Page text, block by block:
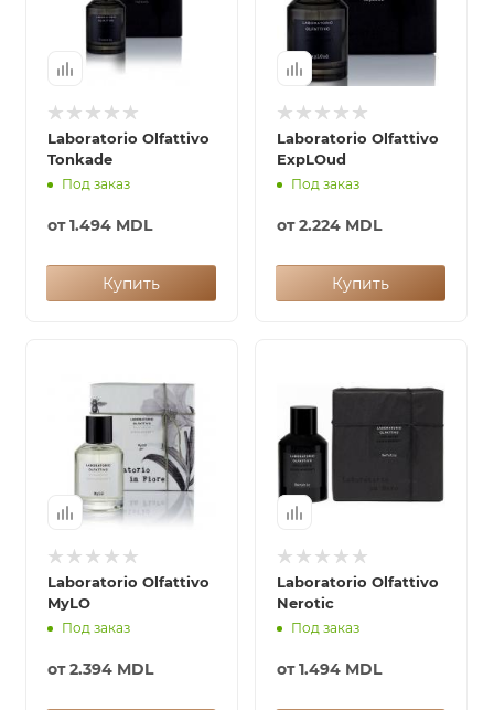
Laboratorio Olfattivo
Tonkade
Под заказ
от1.494 MDL
Купить
Laboratorio Olfattivo
ExpLOud
Под заказ
от2.224 MDL
Купить
Laboratorio Olfattivo
MyLO
Под заказ
от2.394 MDL
Laboratorio Olfattivo
Nerotic
Под заказ
от1.494 MDL